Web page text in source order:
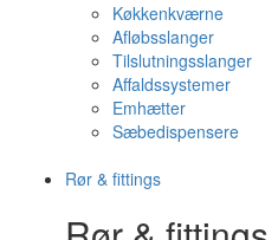
Køkkenkværne
Afløbsslanger
Tilslutningsslanger
Affaldssystemer
Emhætter
Sæbedispensere
Rør & fittings